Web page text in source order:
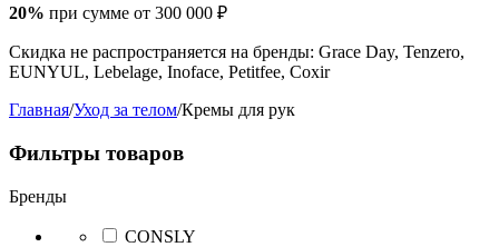
20% при сумме от 300 000 ₽
Скидка не распространяется на бренды: Grace Day, Tenzero,
EUNYUL, Lebelage, Inoface, Petitfee, Coxir
Главная/Уход за телом/Кремы для рук
Фильтры товаров
Бренды
CONSLY